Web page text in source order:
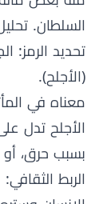
السلطان.
تحديد الرمز:
(الأجلح).
معناه في
الأجلح تدل
بسبب حرق، أو
الربط